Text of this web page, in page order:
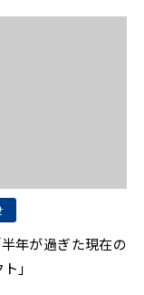
年が過ぎた現在の
」